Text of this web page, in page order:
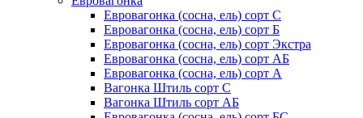
Евровагонка (сосна, ель) сорт С
Евровагонка (сосна, ель) сорт Б
Евровагонка (сосна, ель) сорт Экстра
Евровагонка (сосна, ель) сорт АБ
Евровагонка (сосна, ель) сорт А
Вагонка Штиль сорт С
Вагонка Штиль сорт АБ